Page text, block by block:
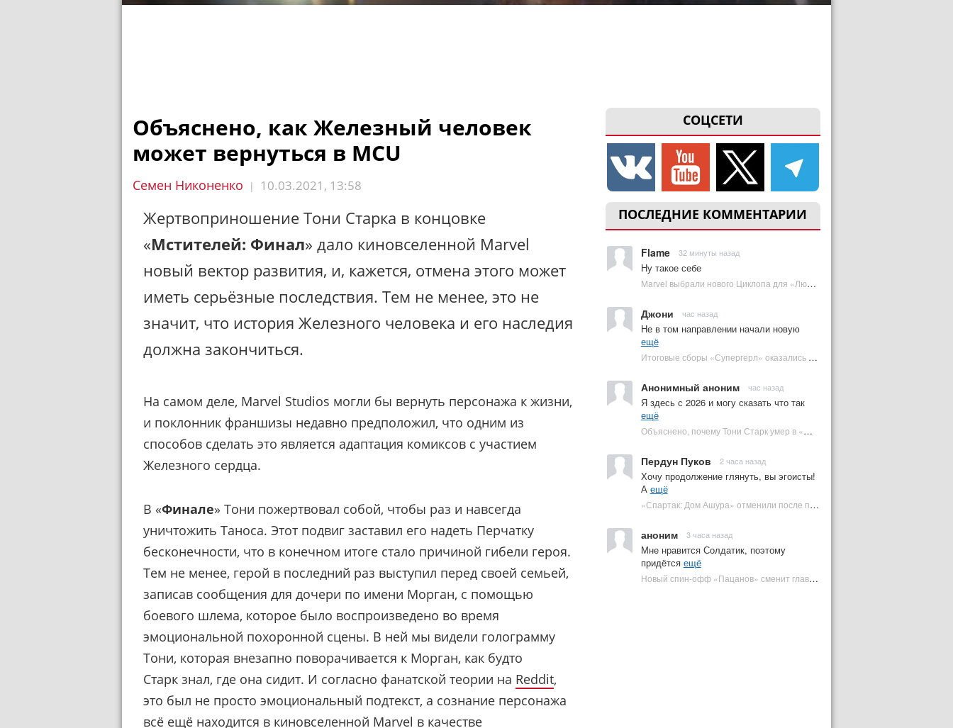
СОЦСЕТИ
ПОСЛЕДНИЕ КОММЕНТАРИИ
Flame 32 минуты назад
Ну такое себе
Marvel выбрали нового Циклопа для «Людей Икс» | Plugged In Ru
Джони час назад
Не в том направлении начали новую
ещё
Итоговые сборы «Супергерл» оказались худшими для DC за два десятилетия | Plugged In Ru
Анонимный аноним час назад
Я здесь с 2026 и могу сказать что так
ещё
Объяснено, почему Тони Старк умер в «Мстителях: Финал» вместо Стива Роджерса
Пердун Пуков 2 часа назад
Хочу продолжение глянуть, вы эгоисты!
А ещё
«Спартак: Дом Ашура» отменили после первого сезона | Plugged In Ru
аноним 3 часа назад
Мне нравится Солдатик, поэтому
придётся ещё
Новый спин-офф «Пацанов» сменит главного героя | Plugged In Ru
Объяснено, как Железный человек
может вернуться в MCU
Семен Никоненко | 10.03.2021, 13:58
Жертвоприношение Тони Старка в концовке
«Мстителей: Финал» дало киновселенной Marvel
новый вектор развития, и, кажется, отмена этого может
иметь серьёзные последствия. Тем не менее, это не
значит, что история Железного человека и его наследия
должна закончиться.
На самом деле, Marvel Studios могли бы вернуть персонажа к жизни,
и поклонник франшизы недавно предположил, что одним из
способов сделать это является адаптация комиксов с участием
Железного сердца.
В «Финале» Тони пожертвовал собой, чтобы раз и навсегда
уничтожить Таноса. Этот подвиг заставил его надеть Перчатку
бесконечности, что в конечном итоге стало причиной гибели героя.
Тем не менее, герой в последний раз выступил перед своей семьей,
записав сообщения для дочери по имени Морган, с помощью
боевого шлема, которое было воспроизведено во время
эмоциональной похоронной сцены. В ней мы видели голограмму
Тони, которая внезапно поворачивается к Морган, как будто
Старк знал, где она сидит. И согласно фанатской теории на Reddit,
это был не просто эмоциональный подтекст, а сознание персонажа
всё ещё находится в киновселенной Marvel в качестве